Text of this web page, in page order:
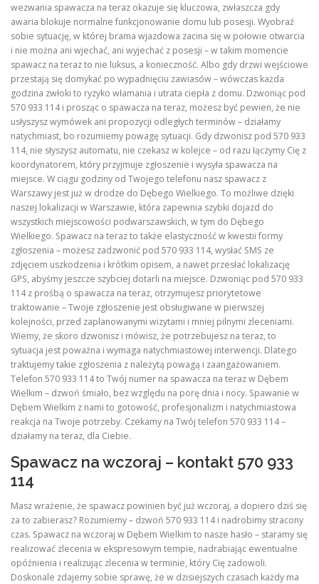
wezwania spawacza na teraz okazuje się kluczowa, zwłaszcza gdy
awaria blokuje normalne funkcjonowanie domu lub posesji. Wyobraź
sobie sytuację, w której brama wjazdowa zacina się w połowie otwarcia
i nie można ani wjechać, ani wyjechać z posesji – w takim momencie
spawacz na teraz to nie luksus, a konieczność. Albo gdy drzwi wejściowe
przestają się domykać po wypadnięciu zawiasów – wówczas każda
godzina zwłoki to ryzyko włamania i utrata ciepła z domu. Dzwoniąc pod
570 933 114 i prosząc o spawacza na teraz, możesz być pewien, że nie
usłyszysz wymówek ani propozycji odległych terminów – działamy
natychmiast, bo rozumiemy powagę sytuacji. Gdy dzwonisz pod 570 933
114, nie słyszysz automatu, nie czekasz w kolejce – od razu łączymy Cię z
koordynatorem, który przyjmuje zgłoszenie i wysyła spawacza na
miejsce. W ciągu godziny od Twojego telefonu nasz spawacz z
Warszawy jest już w drodze do Dębego Wielkiego. To możliwe dzięki
naszej lokalizacji w Warszawie, która zapewnia szybki dojazd do
wszystkich miejscowości podwarszawskich, w tym do Dębego
Wielkiego. Spawacz na teraz to także elastyczność w kwestii formy
zgłoszenia – możesz zadzwonić pod 570 933 114, wysłać SMS ze
zdjęciem uszkodzenia i krótkim opisem, a nawet przesłać lokalizację
GPS, abyśmy jeszcze szybciej dotarli na miejsce. Dzwoniąc pod 570 933
114 z prośbą o spawacza na teraz, otrzymujesz priorytetowe
traktowanie – Twoje zgłoszenie jest obsługiwane w pierwszej
kolejności, przed zaplanowanymi wizytami i mniej pilnymi zleceniami.
Wiemy, że skoro dzwonisz i mówisz, że potrzebujesz na teraz, to
sytuacja jest poważna i wymaga natychmiastowej interwencji. Dlatego
traktujemy takie zgłoszenia z należytą powagą i zaangażowaniem.
Telefon 570 933 114 to Twój numer na spawacza na teraz w Dębem
Wielkim – dzwoń śmiało, bez względu na porę dnia i nocy. Spawanie w
Dębem Wielkim z nami to gotowość, profesjonalizm i natychmiastowa
reakcja na Twoje potrzeby. Czekamy na Twój telefon 570 933 114 –
działamy na teraz, dla Ciebie.
Spawacz na wczoraj – kontakt 570 933
114
Masz wrażenie, że spawacz powinien być już wczoraj, a dopiero dziś się
za to zabierasz? Rozumiemy – dzwoń 570 933 114 i nadrobimy stracony
czas. Spawacz na wczoraj w Dębem Wielkim to nasze hasło – staramy się
realizować zlecenia w ekspresowym tempie, nadrabiając ewentualne
opóźnienia i realizując zlecenia w terminie, który Cię zadowoli.
Doskonale zdajemy sobie sprawę, że w dzisiejszych czasach każdy ma